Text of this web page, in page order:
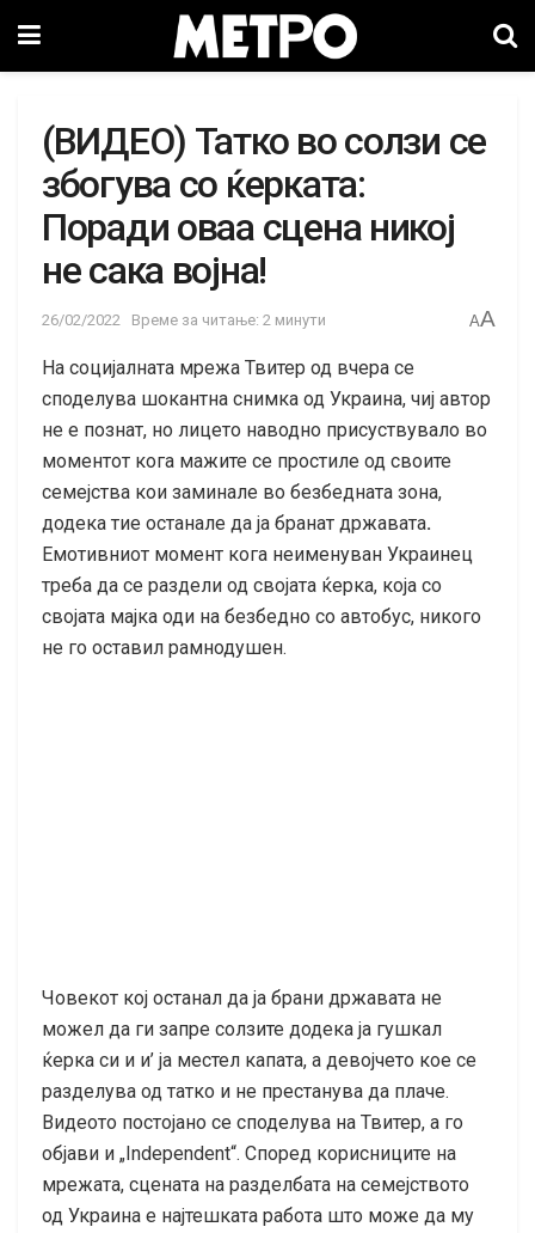
(ВИДЕО) Татко во солзи се
збогува со ќерката:
Поради оваа сцена никој
не сака војна!
26/02/2022 Време за читање: 2 минути AA
На социјалната мрежа Твитер од вчера се
споделува шокантна снимка од Украина, чиј автор
не е познат, но лицето наводно присуствувало во
моментот кога мажите се простиле од своите
семејства кои заминале во безбедната зона,
додека тие останале да ја бранат државата.
Емотивниот момент кога неименуван Украинец
треба да се раздели од својата ќерка, која со
својата мајка оди на безбедно со автобус, никого
не го оставил рамнодушен.
Човекот кој останал да ја брани државата не
можел да ги запре солзите додека ја гушкал
ќерка си и и’ ја местел капата, а девојчето кое се
разделува од татко и не престанува да плаче.
Видеото постојано се споделува на Твитер, а го
објави и „Independent“. Според корисниците на
мрежата, сцената на разделбата на семејството
од Украина е најтешката работа што може да му